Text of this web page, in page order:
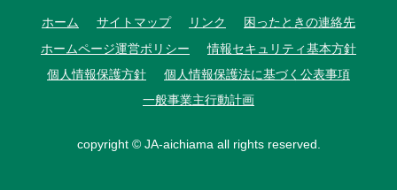
ホーム サイトマップ リンク
困ったときの連絡先
ホームページ運営ポリシー
情報セキュリティ基本方針
個人情報保護方針
個人情報保護法に基づく公表事項
一般事業主行動計画
copyright © JA-aichiama all rights reserved.